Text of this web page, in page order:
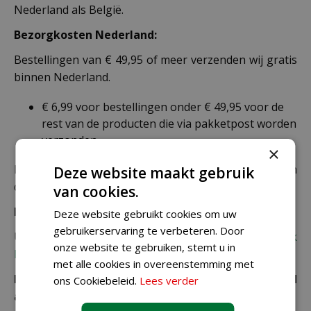
Nederland als België.
Bezorgkosten Nederland:
Bestellingen van € 49,95 of meer verzenden wij gratis
binnen Nederland.
€ 6,99 voor bestellingen onder € 49,95 voor de
rest van de producten die via pakketpost worden
verzonden.
De juiste verzendkosten worden in de laatste stap van
de winkelwagen berekend.
Bezorgkosten overige landen:
Uiteraard verzenden wij ook buiten Nederland,
bekijk
hier de verzendkosten.
Let op: extra kosten bij niet ophalen of verkeerd
adres
×
Deze website maakt gebruik
van cookies.
Deze website gebruikt cookies om uw
gebruikerservaring te verbeteren. Door
onze website te gebruiken, stemt u in
met alle cookies in overeenstemming met
ons Cookiebeleid. Lees verder